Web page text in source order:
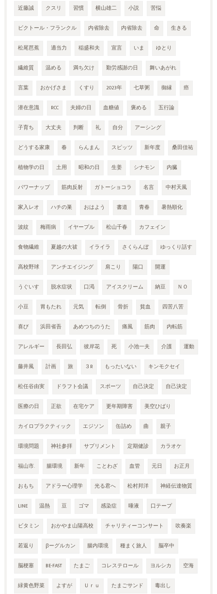
近藤誠 クスリ 習慣 横山雄二 小説 苦悩
ビクトール・フランクル 内省除去 内省除去 命 生きる
松尾芭蕉 適当力 稲盛和夫 宣言 いま ゆとり
繊維質 温める 満ち欠け 勤労感謝の日 舞いあがれ
言葉 おかげさま くすり 2023年 七草粥 御縁 癌
潜在意識 RCC 夫婦の日 血糖値 褒める 五行論
子育ち 大丈夫 判断 礼 自分 アーシング
どうする家康 春 らんまん スピッツ 新年度 桑田佳祐
植物学の日 土用 昭和の日 生姜 シナモン 内臓
パワーナップ 筋肉反射 ガトーショコラ 名言 中村天風
家入レオ ハチの巣 おはよう 書道 青春 暑熱順化
波紋 梅雨病 イヤープル 松山千春 カフェイン
食物繊維 夏越の大祓 イライラ さくらんぼ ゆっくり話す
高校野球 アンチエイジング 肩こり 陽口 開運
うぐいす 脱水症状 口渇 アイスクリーム 納豆 ＮＯ
小豆 胃もたれ 元気 転倒 骨折 貧血 四苦八苦
喜び 浜田省吾 あめつちのうた 痛風 筋肉 内転筋
アレルギー 長田弘 彼岸花 死 小池一夫 介護 運動
藤井風 計画 旅 ３R もったいない キンモクセイ
松任谷由実 ドラフト会議 スポーツ 自己決定 自己決定
医療の日 正欲 在宅ケア 更年期障害 美空ひばり
カイロプラクティック エジソン 缶詰め 曲 親子
環境問題 神社参拝 サプリメント 定期健診 カラオケ
福山市. 腸環境 新年 ことわざ 血管 元日 お正月
おもち アドラー心理学 光る君へ 松村邦洋 神経伝達物質
LINE 温熱 豆 ゴマ 感染症 唾液 口テープ
ビタミン おかやま山陽高校 チャリティーコンサート 吹奏楽
若返り βーグルカン 腸内環境 種まく旅人 脳卒中
脳梗塞 BE-FAST たまご コレステロール ヨルシカ 空海
緑黄色野菜 よすが Ｕｒｕ たまごサンド 毒出し